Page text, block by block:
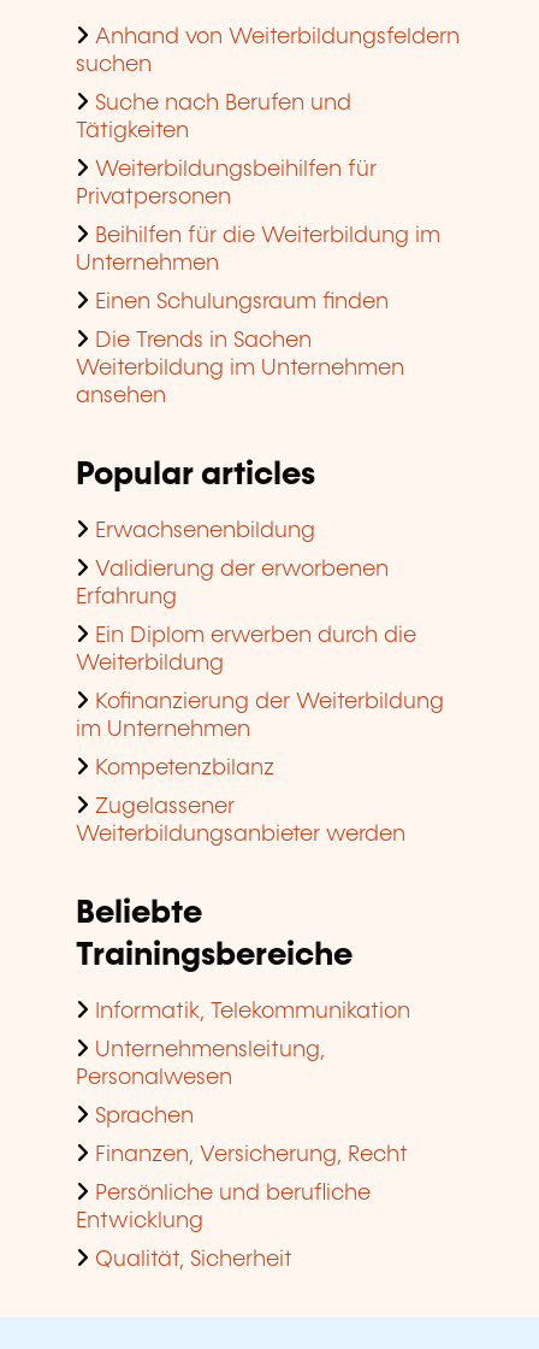
Anhand von Weiterbildungsfeldern
suchen
Suche nach Berufen und
Tätigkeiten
Weiterbildungsbeihilfen für
Privatpersonen
Beihilfen für die Weiterbildung im
Unternehmen
Einen Schulungsraum finden
Die Trends in Sachen
Weiterbildung im Unternehmen
ansehen
Popular articles
Erwachsenenbildung
Validierung der erworbenen
Erfahrung
Ein Diplom erwerben durch die
Weiterbildung
Kofinanzierung der Weiterbildung
im Unternehmen
Kompetenzbilanz
Zugelassener
Weiterbildungsanbieter werden
Beliebte
Trainingsbereiche
Informatik, Telekommunikation
Unternehmensleitung,
Personalwesen
Sprachen
Finanzen, Versicherung, Recht
Persönliche und berufliche
Entwicklung
Qualität, Sicherheit